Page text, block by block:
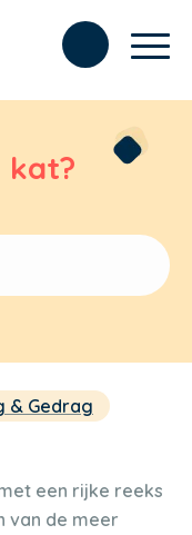
kat?
& Gedrag
een rijke reeks
van de meer